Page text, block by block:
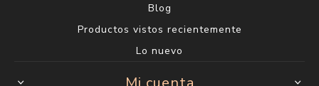
Blog
Productos vistos recientemente
Lo nuevo